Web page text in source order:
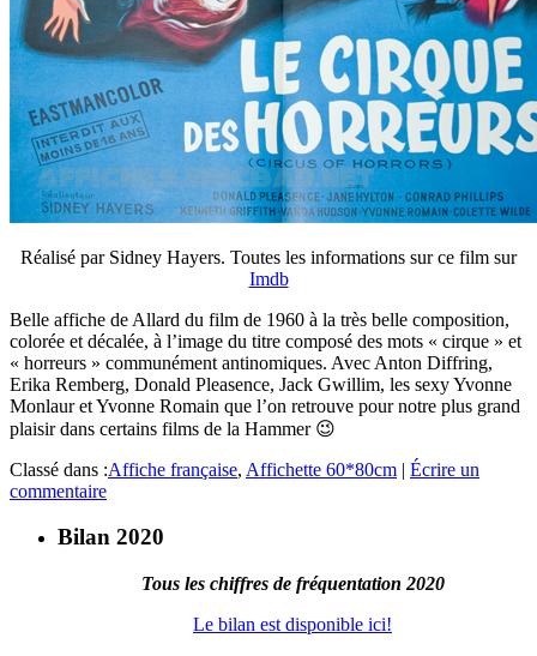
Réalisé par Sidney Hayers. Toutes les informations sur ce film sur
Imdb
Belle affiche de Allard du film de 1960 à la très belle composition,
colorée et décalée, à l’image du titre composé des mots « cirque » et
« horreurs » communément antinomiques. Avec Anton Diffring,
Erika Remberg, Donald Pleasence, Jack Gwillim, les sexy Yvonne
Monlaur et Yvonne Romain que l’on retrouve pour notre plus grand
plaisir dans certains films de la Hammer 😉
Classé dans :Affiche française, Affichette 60*80cm | Écrire un
commentaire
Bilan 2020
Tous les chiffres de fréquentation 2020
Le bilan est disponible ici!